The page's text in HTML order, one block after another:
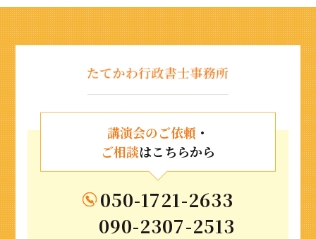
講演会のご依頼 ・
ご相談はこちらから
050-1721-2633
090-2307-2513